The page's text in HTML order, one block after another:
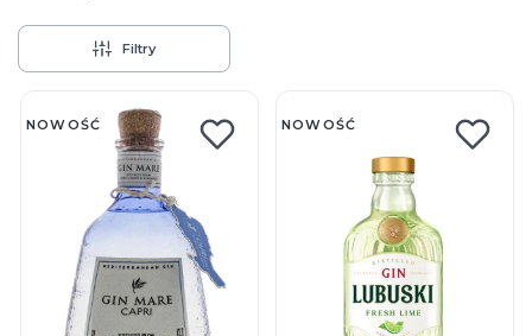
Filtry
Lista produktów
NOWOŚĆ NOWOŚĆ